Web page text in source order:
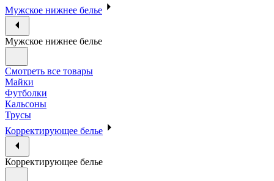
Мужское нижнее белье
Мужское нижнее белье
Смотреть все товары
Майки
Футболки
Кальсоны
Трусы
Корректирующее белье
Корректирующее белье